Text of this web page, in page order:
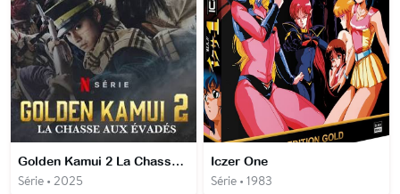
Golden Kamui 2 La Chasse aux évadés
Série • 2025
Iczer One
Série • 1983